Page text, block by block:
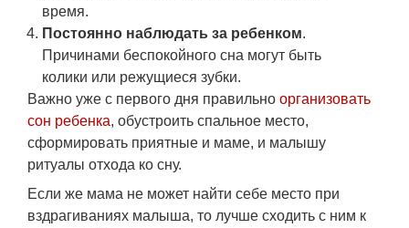
время.
Постоянно наблюдать за ребенком.
Причинами беспокойного сна могут быть
колики или режущиеся зубки.
Важно уже с первого дня правильно организовать
сон ребенка, обустроить спальное место,
сформировать приятные и маме, и малышу
ритуалы отхода ко сну.
Если же мама не может найти себе место при
вздрагиваниях малыша, то лучше сходить с ним к